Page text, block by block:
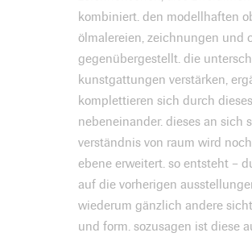
kombiniert. den modellhaften
ölmalereien, zeichnungen und
gegenübergestellt. die
kunstgattungen verstärken,
komplettieren sich durch
nebeneinander. dieses an sich
verständnis von raum wird
ebene erweitert. so entsteht –
auf die vorherigen
wiederum gänzlich andere
und form. sozusagen ist diese